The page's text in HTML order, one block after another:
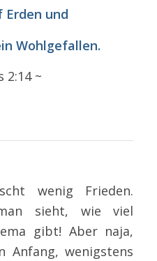
Erden und
Wohlgefallen.
2:14 ~
wenig Frieden.
sieht, wie viel
gibt! Aber naja,
wenigstens